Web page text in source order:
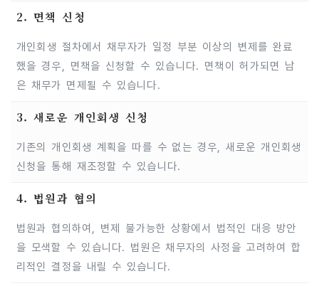
2. 면책 신청
개인회생 절차에서 채무자가 일정 부분 이상의 변제를 완료
했을 경우, 면책을 신청할 수 있습니다. 면책이 허가되면 남
은 채무가 면제될 수 있습니다.
3. 새로운 개인회생 신청
기존의 개인회생 계획을 따를 수 없는 경우, 새로운 개인회생
신청을 통해 재조정할 수 있습니다.
4. 법원과 협의
법원과 협의하여, 변제 불가능한 상황에서 법적인 대응 방안
을 모색할 수 있습니다. 법원은 채무자의 사정을 고려하여 합
리적인 결정을 내릴 수 있습니다.